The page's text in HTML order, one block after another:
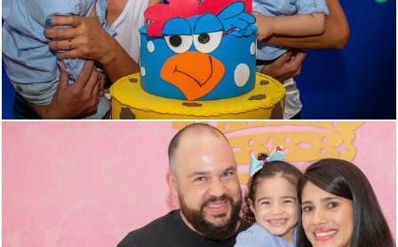
1013 1